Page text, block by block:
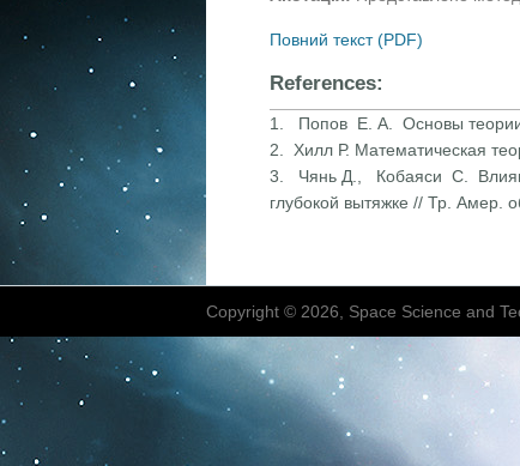
Повний текст (PDF)
References:
1. Попов Е. А. Основы
2. Хилл Р. Математическая
3. Чянь Д., Кобаяси С.
глубокой вытяжке // Тр. Амер.
Copyright © 2026, Space Science and